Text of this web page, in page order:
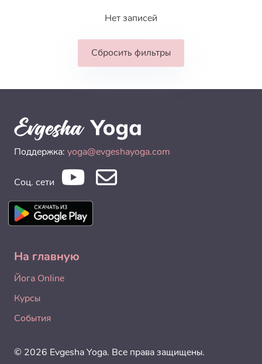
Нет записей
Сбросить фильтры
Поддержка: yoga@evgeshayoga.com
Соц. сети
На главную
Йога Online
Курсы
События
© 2026 Evgesha Yoga. Все права защищены.